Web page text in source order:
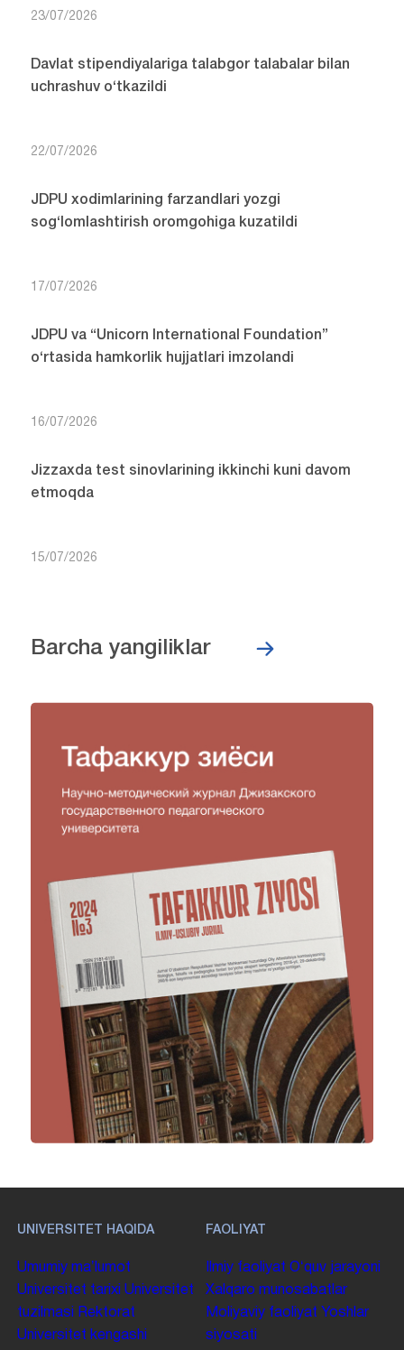
23/07/2026
Davlat stipendiyalariga talabgor talabalar bilan
uchrashuv o‘tkazildi
22/07/2026
JDPU xodimlarining farzandlari yozgi
sog‘lomlashtirish oromgohiga kuzatildi
17/07/2026
JDPU va “Unicorn International Foundation”
o‘rtasida hamkorlik hujjatlari imzolandi
16/07/2026
Jizzaxda test sinovlarining ikkinchi kuni davom
etmoqda
15/07/2026
Barcha yangiliklar
UNIVERSITET HAQIDA
Umumiy maʼlumot
Universitet tarixi Universitet
tuzilmasi
Rektorat
Universitet kengashi
FAOLIYAT
Ilmiy faoliyat Oʻquv jarayoni
Xalqaro munosabatlar
Moliyaviy faoliyat Yoshlar
siyosati